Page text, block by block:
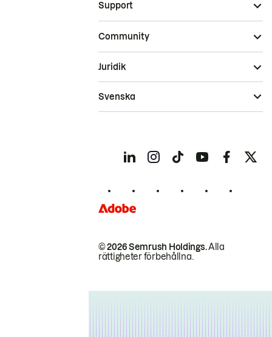
Support
Community
© 2026 Semrush Holdings.Alla
rättigheter förbehållna.
Juridik
Svenska